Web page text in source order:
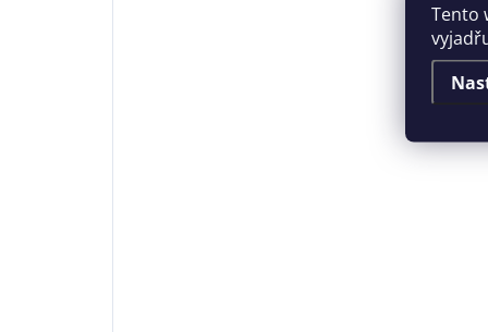
Tento